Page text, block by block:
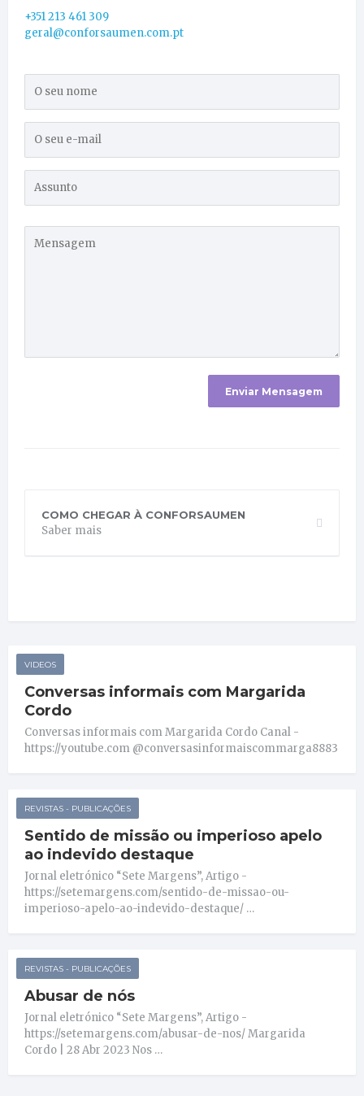
+351 213 461 309
geral@conforsaumen.com.pt
COMO CHEGAR À CONFORSAUMEN
Saber mais
VIDEOS
Conversas informais com Margarida
Cordo
Conversas informais com Margarida Cordo Canal -
https://youtube.com @conversasinformaiscommarga8883
REVISTAS - PUBLICAÇÕES
Sentido de missão ou imperioso apelo
ao indevido destaque
Jornal eletrónico “Sete Margens”, Artigo -
https://setemargens.com/sentido-de-missao-ou-
imperioso-apelo-ao-indevido-destaque/ …
REVISTAS - PUBLICAÇÕES
Abusar de nós
Jornal eletrónico “Sete Margens”, Artigo -
https://setemargens.com/abusar-de-nos/ Margarida
Cordo | 28 Abr 2023 Nos …